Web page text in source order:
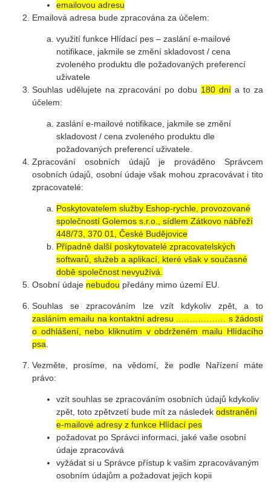
emailovou adresu
Emailová adresa bude zpracována za účelem:
využití funkce Hlídací pes – zaslání e-mailové
notifikace, jakmile se změní skladovost / cena
zvoleného produktu dle požadovaných preferencí
uživatele
Souhlas udělujete na zpracování po dobu 180 dnía to za
účelem:
zaslání e-mailové notifikace, jakmile se změní
skladovost / cena zvoleného produktu dle
požadovaných preferencí uživatele.
Zpracování osobních údajů je prováděno Správcem
osobních údajů, osobní údaje však mohou zpracovávat i tito
zpracovatelé:
Poskytovatelem služby Eshop-rychle, provozované
společností Golemos s.r.o., sídlem Zátkovo nábřeží
448/73, 370 01, České Budějovice
Případně další poskytovatelé zpracovatelských
softwarů, služeb a aplikací, které však v současné
době společnost nevyužívá.
Osobní údaje nebudou předány mimo území EU.
Souhlas se zpracováním lze vzít kdykoliv zpět, a to
zasláním emailu na kontaktní adresu ..……………. s žádostí
o odhlášení, nebo kliknutím v obdrženém mailu Hlídacího
psa
Vezměte, prosíme, na vědomí, že podle Nařízení máte
právo:
vzít souhlas se zpracováním osobních údajů kdykoliv
zpět, toto zpětvzetí bude mít za následekodstranění
e-mailové adresy z funkce Hlídací pes
požadovat po Správci informaci, jaké vaše osobní
údaje zpracovává
vyžádat si u Správce přístup k vašim zpracovávaným
osobním údajům a požadovat jejich kopii